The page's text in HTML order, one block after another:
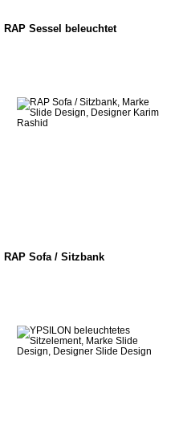
RAP Sessel beleuchtet
RAP Sofa / Sitzbank